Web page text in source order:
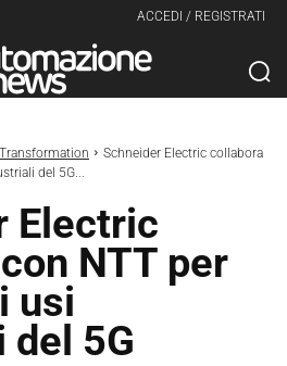
ACCEDI / REGISTRATI
Schneider Electric collabora
del 5G...
Electric
NTT per
usi
5G